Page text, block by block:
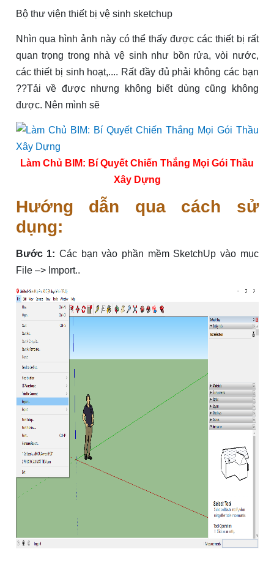
Bộ thư viện thiết bị vệ sinh sketchup
Nhìn qua hình ảnh này có thể thấy được các thiết bị rất
quan trọng trong nhà vệ sinh như bồn rửa, vòi nước,
các thiết bị sinh hoạt,.... Rất đầy đủ phải không các bạn
??Tải về được nhưng không biết dùng cũng không
được. Nên mình sẽ
Làm Chủ BIM: Bí Quyết Chiến Thắng Mọi Gói Thầu
Xây Dựng
Hướng dẫn qua cách sử
dụng:
Bước 1: Các bạn vào phần mềm SketchUp vào mục
File –> Import..